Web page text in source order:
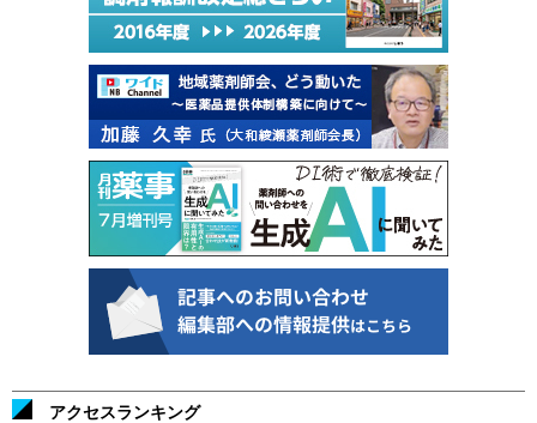
アクセスランキング